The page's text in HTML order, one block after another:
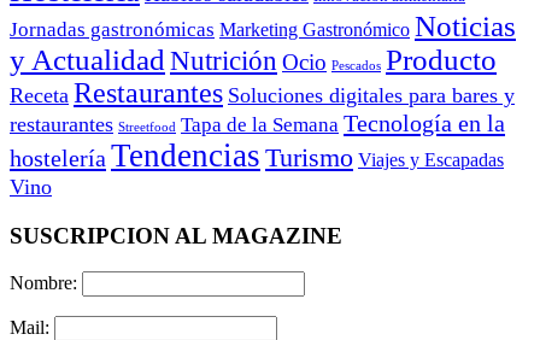
Jornadas gastronómicas Marketing Gastronómico Noticias
y Actualidad Nutrición Ocio Pescados Producto
Receta Restaurantes Soluciones digitales para bares y
restaurantes Streetfood Tapa de la Semana Tecnología en la
hostelería Tendencias Turismo Viajes y Escapadas
Vino
SUSCRIPCION AL MAGAZINE
Nombre:
Mail: